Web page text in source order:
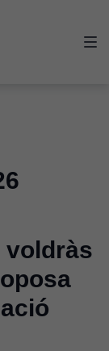
voldràs